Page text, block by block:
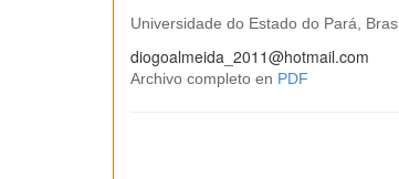
Universidade do Estado do Pará,
diogoalmeida_2011@hotmail.com
Archivo completo en PDF